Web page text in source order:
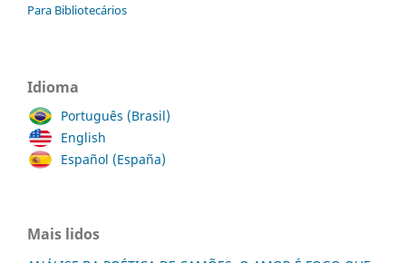
Para Bibliotecários
Idioma
Português (Brasil)
English
Español (España)
Mais lidos